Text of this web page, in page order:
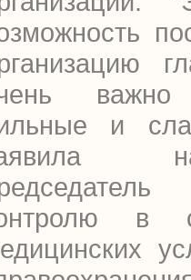
и
в